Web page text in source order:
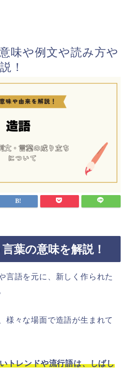
味や例文や読み方や
！
葉の意味を解説！
言語を元に、新しく作られた
様々な場面で造語が生まれて
トレンドや流行語は、しばし